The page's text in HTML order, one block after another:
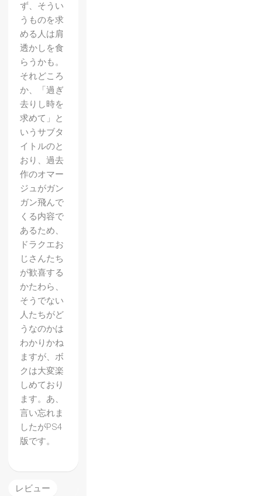
ず、そうい
うものを求
める人は肩
透かしを食
らうかも。
それどころ
か、「過ぎ
去りし時を
求めて」と
いうサブタ
イトルのと
おり、過去
作のオマー
ジュがガン
ガン飛んで
くる内容で
あるため、
ドラクエお
じさんたち
が歓喜する
かたわら、
そうでない
人たちがど
うなのかは
わかりかね
ますが、ボ
クは大変楽
しめており
ます。あ、
言い忘れま
したがPS4
版です。
レビュー
【蒼き
雷霆
ガンヴ
ォルト
爪】レ
ビュ
ー 無
敵の雷
撃能力
者が切
り開い